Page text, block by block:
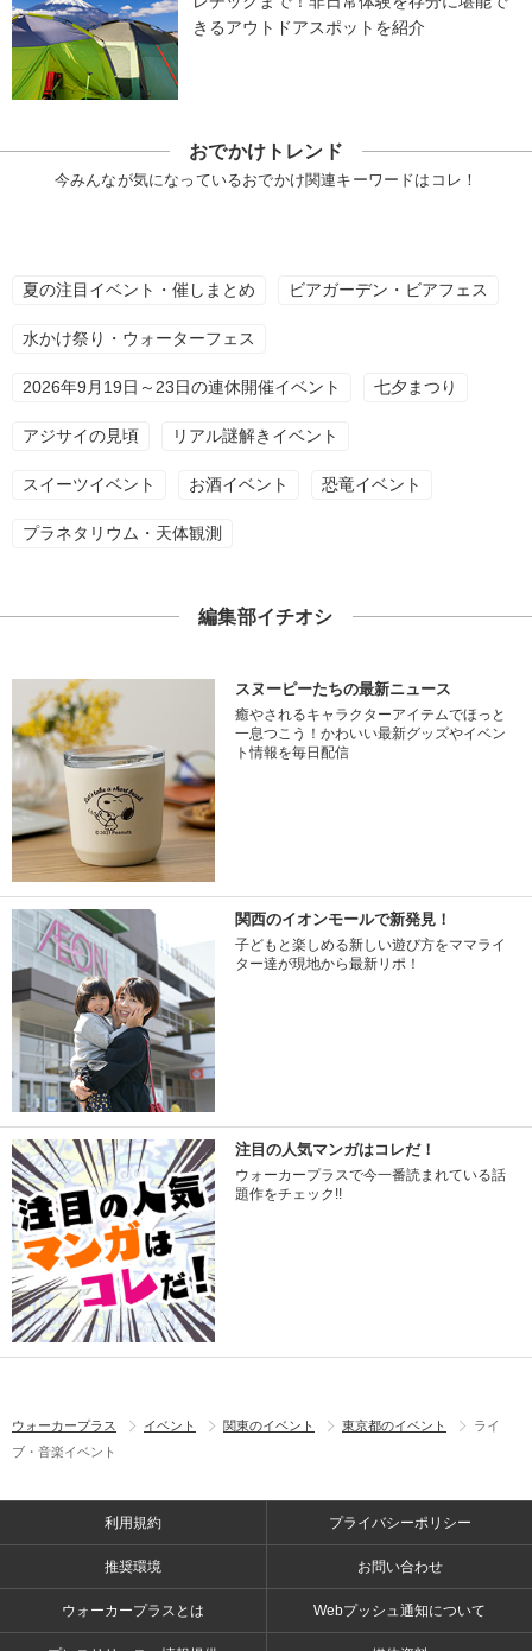
きるアウトドアスポットを紹介
おでかけトレンド
今みんなが気になっているおでかけ関連キーワードはコレ！
夏の注目イベント・催しまとめ ビアガーデン・ビアフェス
水かけ祭り・ウォーターフェス
2026年9月19日～23日の連休開催イベント 七夕まつり
アジサイの見頃 リアル謎解きイベント
スイーツイベント お酒イベント 恐竜イベント
プラネタリウム・天体観測
編集部イチオシ
スヌーピーたちの最新ニュース
癒やされるキャラクターアイテムでほっと
一息つこう！かわいい最新グッズやイベン
ト情報を毎日配信
関西のイオンモールで新発見！
子どもと楽しめる新しい遊び方をママライ
ター達が現地から最新リポ！
注目の人気マンガはコレだ！
ウォーカープラスで今一番読まれている話
題作をチェック!!
ウォーカープラス イベント 関東のイベント 東京都のイベント
ライ
ブ・音楽イベント
利用規約 プライバシーポリシー
推奨環境 お問い合わせ
ウォーカープラスとは Webプッシュ通知について